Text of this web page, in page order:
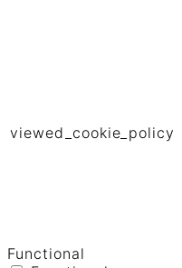
viewed_cookie_policy
Functional